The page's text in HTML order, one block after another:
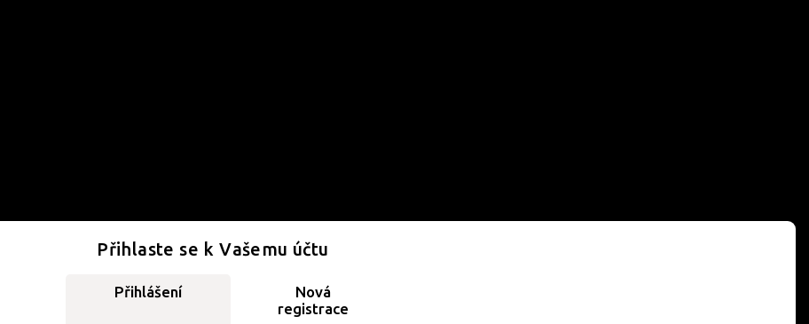
Přihlaste se k Vašemu účtu
Přihlášení
Nová
registrace